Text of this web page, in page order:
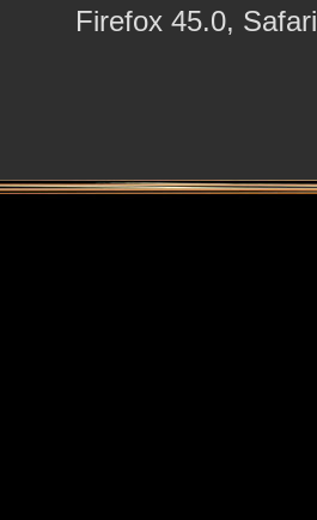
Firefox 45.0,